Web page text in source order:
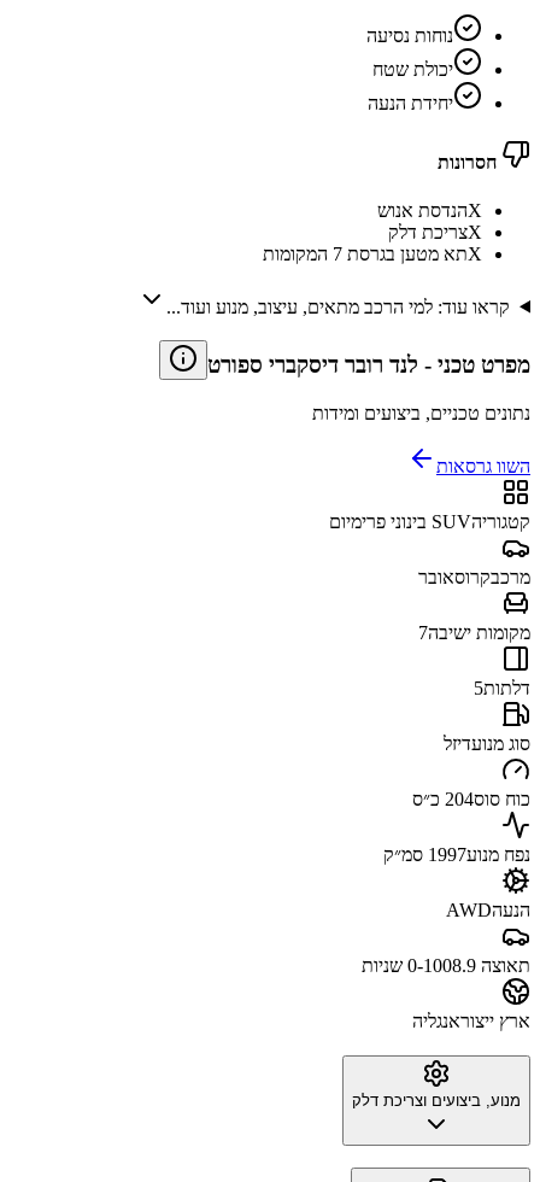
נוחות נסיעה
יכולת שטח
יחידת הנעה
חסרונות
Xהנדסת אנוש
Xצריכת דלק
Xתא מטען בגרסת 7 המקומות
קראו עוד: למי הרכב מתאים, עיצוב, מנוע ועוד...
מפרט טכני - לנד רובר דיסקברי ספורט
נתונים טכניים, ביצועים ומידות
השוו גרסאות
קטגוריהSUV בינוני פרימיום
מרכבקרוסאובר
מקומות ישיבה7
דלתות5
סוג מנועדיזל
כוח סוס204 כ״ס
נפח מנוע1997 סמ״ק
הנעהAWD
תאוצה 0-100 8.9 שניות
ארץ ייצוראנגליה
מנוע, ביצועים וצריכת דלק